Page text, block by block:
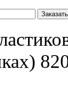
Заказать